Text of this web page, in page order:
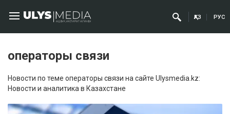
ҚАЗ РУС
операторы связи
Новости по теме операторы связи на сайте Ulysmedia.kz:
Новости и аналитика в Казахстане